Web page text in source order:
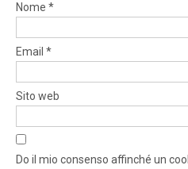
Nome *
Email *
Sito web
Do il mio consenso affinché un